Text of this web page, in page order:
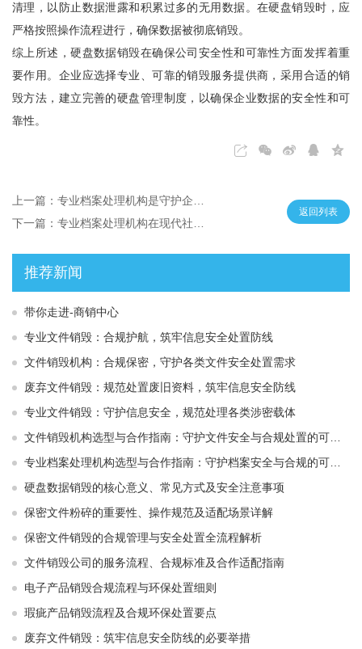
清理，以防止数据泄露和积累过多的无用数据。在硬盘销毁时，应
严格按照操作流程进行，确保数据被彻底销毁。
综上所述，硬盘数据销毁在确保公司安全性和可靠性方面发挥着重
要作用。企业应选择专业、可靠的销毁服务提供商，采用合适的销
毁方法，建立完善的硬盘管理制度，以确保企业数据的安全性和可
靠性。
返回列表
推荐新闻
带你走进-商销中心
专业文件销毁：合规护航，筑牢信息安全处置防线
文件销毁机构：合规保密，守护各类文件安全处置需求
废弃文件销毁：规范处置废旧资料，筑牢信息安全防线
专业文件销毁：守护信息安全，规范处理各类涉密载体
文件销毁机构选型与合作指南：守护文件安全与合规处置的可靠选择
专业档案处理机构选型与合作指南：守护档案安全与合规的可靠伙伴
硬盘数据销毁的核心意义、常见方式及安全注意事项
保密文件粉碎的重要性、操作规范及适配场景详解
保密文件销毁的合规管理与安全处置全流程解析
文件销毁公司的服务流程、合规标准及合作适配指南
电子产品销毁合规流程与环保处置细则
瑕疵产品销毁流程及合规环保处置要点
废弃文件销毁：筑牢信息安全防线的必要举措